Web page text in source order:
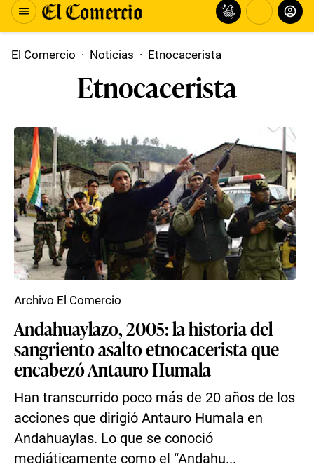
El Comercio · Noticias · Etnocacerista
Etnocacerista
Andahuaylazo, 2005: la historia del
sangriento asalto etnocacerista que
encabezó Antauro Humala
Han transcurrido poco más de 20 años de los
acciones que dirigió Antauro Humala en
Andahuaylas. Lo que se conoció
mediáticamente como el “Andahu...
Archivo El Comercio